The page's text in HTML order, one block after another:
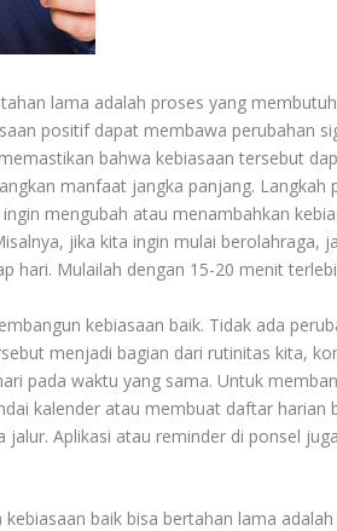
lama adalah proses yang
positif dapat membawa perubahan
bahwa kebiasaan tersebut
manfaat jangka panjang.
mengubah atau menambahkan
jika kita ingin mulai berolahraga,
hari. Mulailah dengan 15-20 menit
kebiasaan baik. Tidak ada
menjadi bagian dari rutinitas kita,
pada waktu yang sama. Untuk
kalender atau membuat daftar harian
jalur. Aplikasi atau reminder di ponsel
baik bisa bertahan lama